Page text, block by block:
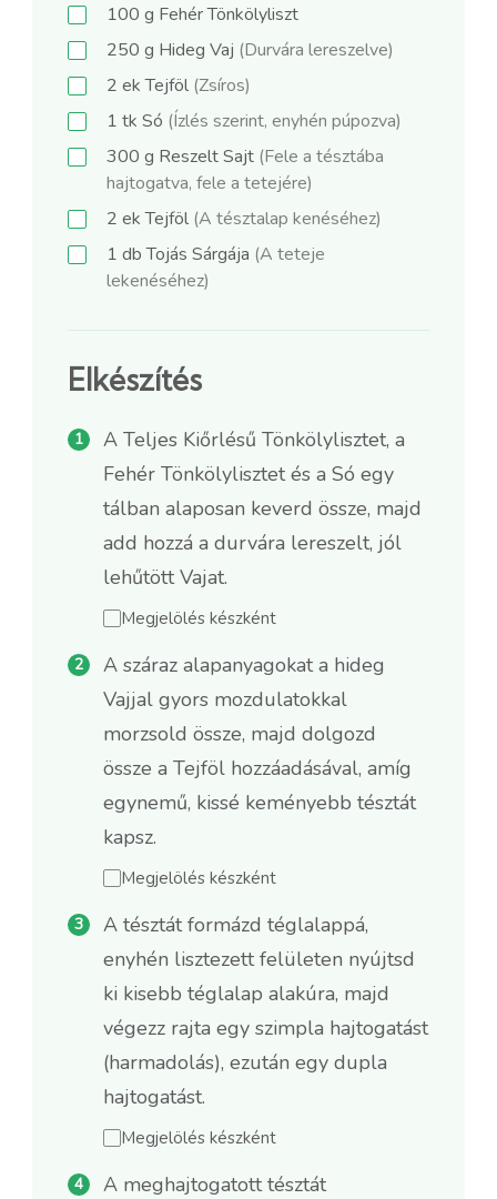
100 g Fehér Tönkölyliszt
250 g Hideg Vaj (Durvára lereszelve)
2 ekTejföl (Zsíros)
1 tk Só (Ízlés szerint, enyhén púpozva)
300 g Reszelt Sajt (Fele a tésztába
hajtogatva, fele a tetejére)
2 ekTejföl (A tésztalap kenéséhez)
1 dbTojás Sárgája (A teteje
lekenéséhez)
Elkészítés
A Teljes Kiőrlésű Tönkölylisztet, a
Fehér Tönkölylisztet és a Só egy
tálban alaposan keverd össze, majd
add hozzá a durvára lereszelt, jól
lehűtött Vajat.
Megjelölés készként
A száraz alapanyagokat a hideg
Vajjal gyors mozdulatokkal
morzsold össze, majd dolgozd
össze a Tejföl hozzáadásával, amíg
egynemű, kissé keményebb tésztát
kapsz.
Megjelölés készként
A tésztát formázd téglalappá,
enyhén lisztezett felületen nyújtsd
ki kisebb téglalap alakúra, majd
végezz rajta egy szimpla hajtogatást
(harmadolás), ezután egy dupla
hajtogatást.
Megjelölés készként
A meghajtogatott tésztát